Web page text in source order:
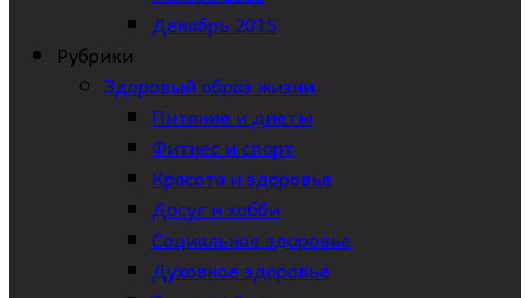
Декабрь 2015
Рубрики
Здоровый образ жизни
Питание и диеты
Фитнес и спорт
Красота и здоровье
Досуг и хобби
Социальное здоровье
Духовное здоровье